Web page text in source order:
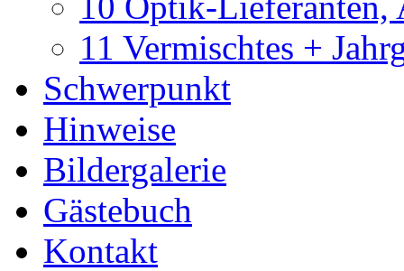
11 Vermischtes +
Schwerpunkt
Hinweise
Bildergalerie
Gästebuch
Kontakt